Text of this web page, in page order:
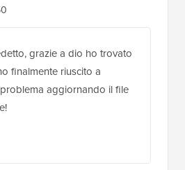
grazie a dio ho trovato
finalmente riuscito a
aggiornando il file